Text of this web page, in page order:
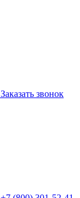
Заказать звонок